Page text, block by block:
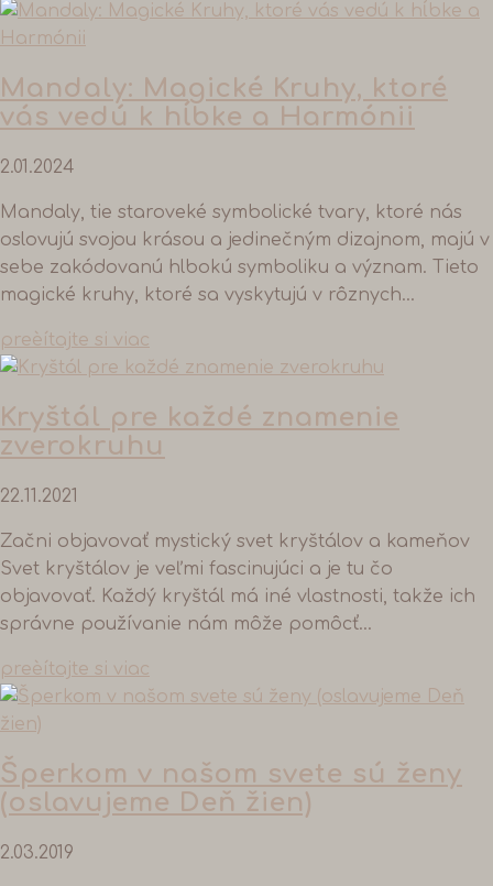
Mandaly: Magické Kruhy, ktoré
vás vedú k hĺbke a Harmónii
2.01.2024
Mandaly, tie staroveké symbolické tvary, ktoré nás
oslovujú svojou krásou a jedinečným dizajnom, majú v
sebe zakódovanú hlbokú symboliku a význam. Tieto
magické kruhy, ktoré sa vyskytujú v rôznych...
preèítajte si viac
Kryštál pre každé znamenie
zverokruhu
22.11.2021
Začni objavovať mystický svet kryštálov a kameňov
Svet kryštálov je veľmi fascinujúci a je tu čo
objavovať. Každý kryštál má iné vlastnosti, takže ich
správne používanie nám môže pomôcť...
preèítajte si viac
Šperkom v našom svete sú ženy
(oslavujeme Deň žien)
2.03.2019